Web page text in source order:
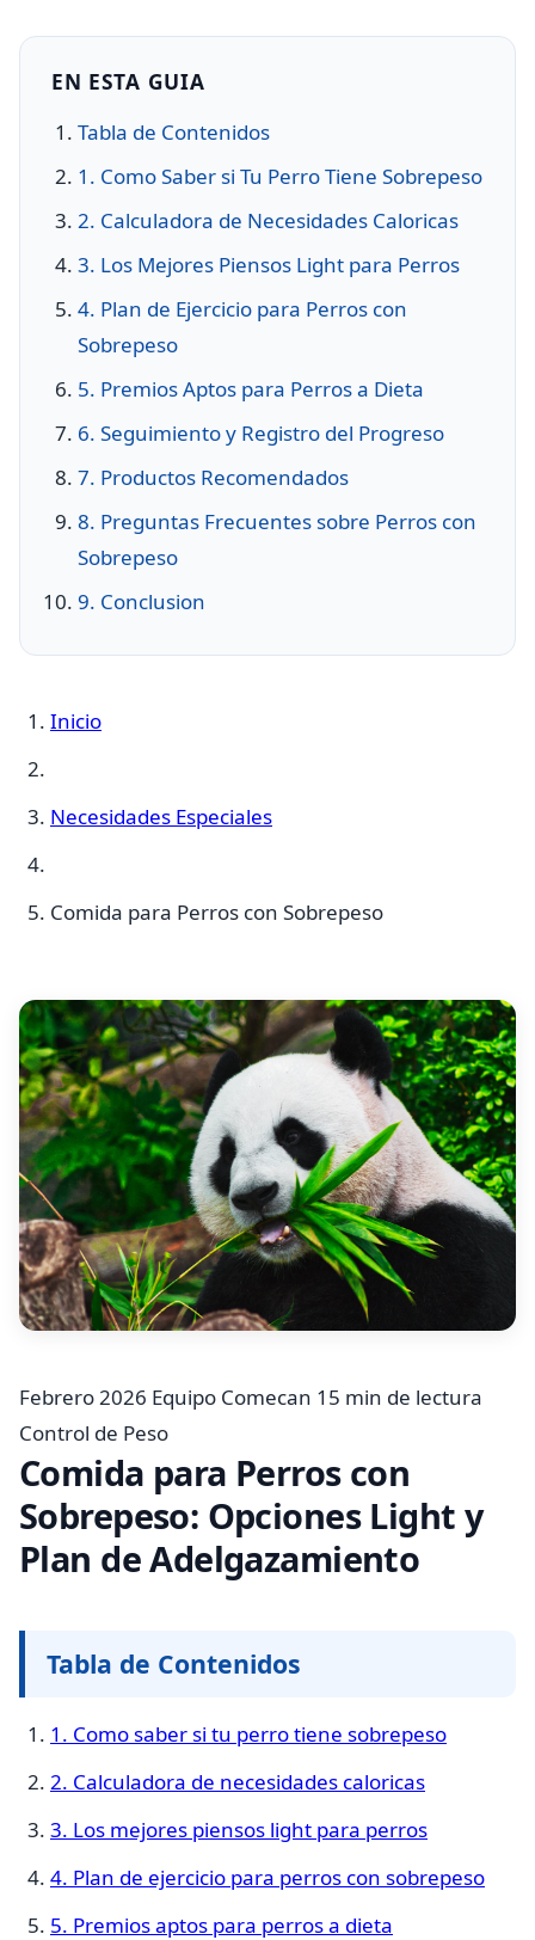
EN ESTA GUIA
Tabla de Contenidos
1. Como Saber si Tu Perro Tiene Sobrepeso
2. Calculadora de Necesidades Caloricas
3. Los Mejores Piensos Light para Perros
4. Plan de Ejercicio para Perros con
Sobrepeso
5. Premios Aptos para Perros a Dieta
6. Seguimiento y Registro del Progreso
7. Productos Recomendados
8. Preguntas Frecuentes sobre Perros con
Sobrepeso
9. Conclusion
Inicio
Necesidades Especiales
Comida para Perros con Sobrepeso
Febrero 2026 Equipo Comecan 15 min de lectura
Control de Peso
Comida para Perros con
Sobrepeso: Opciones Light y
Plan de Adelgazamiento
Tabla de Contenidos
1. Como saber si tu perro tiene sobrepeso
2. Calculadora de necesidades caloricas
3. Los mejores piensos light para perros
4. Plan de ejercicio para perros con sobrepeso
5. Premios aptos para perros a dieta